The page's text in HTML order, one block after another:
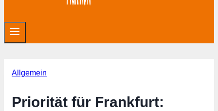
Allgemein
Priorität für Frankfurt: